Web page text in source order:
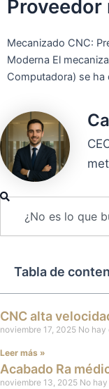
Proveedor
Mecanizado CNC:
Moderna El
Computadora) se
Buscar
Tabla de
CNC alta
noviembre 17, 2025 No hay
Leer más »
Acabado Ra
noviembre 13, 2025 No